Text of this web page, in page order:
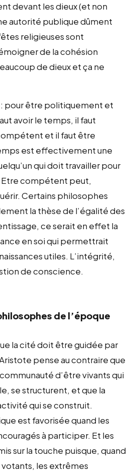
devant les dieux (et non
autorité publique dûment
religieuses sont
de la cohésion
de dieux et ça ne
pour être politiquement et
avoir le temps, il faut
et il faut être
est effectivement une
qui doit travailler pour
Etre compétent peut,
Certains philosophes
la thèse de l’égalité des
ce serait en effet la
en soi qui permettrait
utiles. L’intégrité,
de conscience.
de l’époque
la cité doit être guidée par
pense au contraire que
d’être vivants qui
se structurent, et que la
qui se construit.
est favorisée quand les
à participer. Et les
sur la touche puisque, quand
les extrêmes